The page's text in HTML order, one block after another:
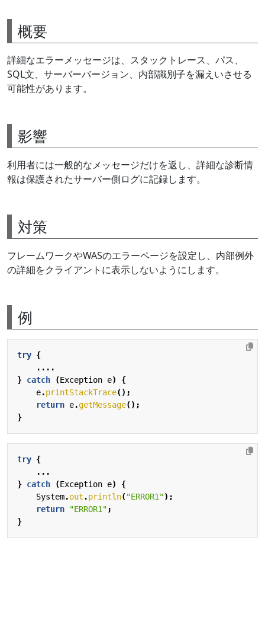
概要
詳細なエラーメッセージは、スタックトレース、パス、
SQL文、サーバーバージョン、内部識別子を漏えいさせる
可能性があります。
影響
利用者には一般的なメッセージだけを返し、詳細な診断情
報は保護されたサーバー側ログに記録します。
対策
フレームワークやWASのエラーページを設定し、内部例外
の詳細をクライアントに表示しないようにします。
例
try {
....
} catch (Exception e)
{
e.printStackTrace();
return e.getMessage();
}
try {
...
} catch (Exception e)
{
System.out .println("ERROR1");
return
"ERROR1" ;
}